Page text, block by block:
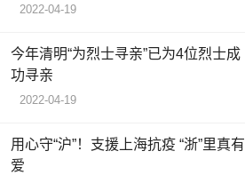
迹
2022-04-19
今年清明“为烈士寻亲”已为4位烈士成
功寻亲
2022-04-19
用心守“沪”！支援上海抗疫 “浙”里真有
爱